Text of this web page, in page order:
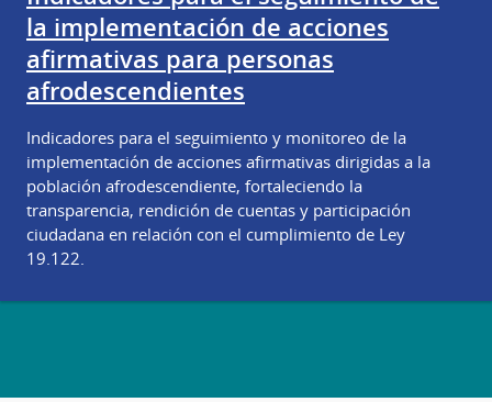
la implementación de acciones
afirmativas para personas
afrodescendientes
Indicadores para el seguimiento y monitoreo de la
implementación de acciones afirmativas dirigidas a la
población afrodescendiente, fortaleciendo la
transparencia, rendición de cuentas y participación
ciudadana en relación con el cumplimiento de Ley
19.122.